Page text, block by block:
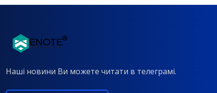
Наші новини Ви можете читати в телеграмі.